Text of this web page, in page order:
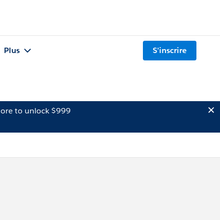
Plus S'inscrire
to unlock $999